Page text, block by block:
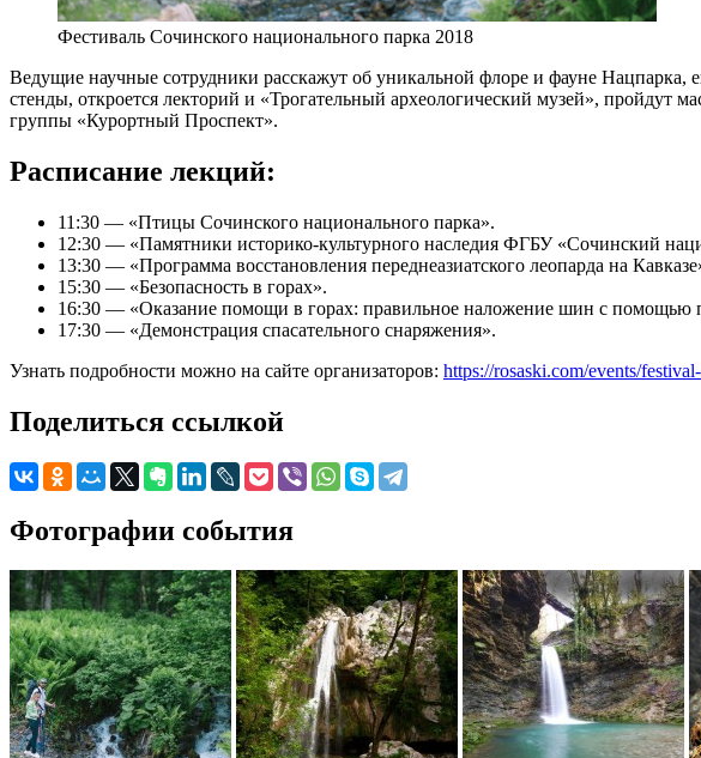
Фестиваль Сочинского национального парка 2018
Ведущие научные сотрудники расскажут об уникальной флоре и фауне
стенды, откроется лекторий и «Трогательный археологический музей», пройдут
группы «Курортный Проспект».
Расписание лекций:
11:30 — «Птицы Сочинского национального парка».
12:30 — «Памятники историко-культурного наследия ФГБУ «Сочинский
13:30 — «Программа восстановления переднеазиатского леопарда на
15:30 — «Безопасность в горах».
16:30 — «Оказание помощи в горах: правильное наложение шин с помощью
17:30 — «Демонстрация спасательного снаряжения».
Узнать подробности можно на сайте организаторов: https://rosaski.com/events/
Поделиться ссылкой
Фотографии события